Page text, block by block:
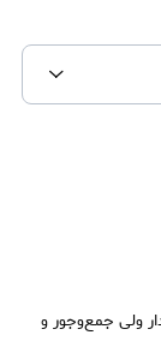
جادار ولی جمع‌وجور و